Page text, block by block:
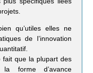
qu’utiles elles ne
de l’innovation
fait que la plupart des
forme d’avance